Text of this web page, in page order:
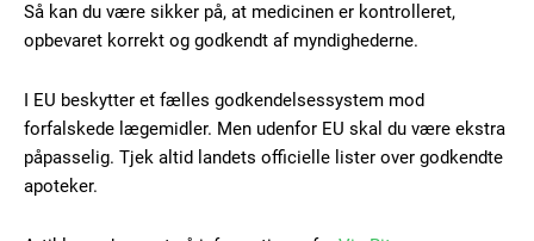
Etiam est nibh, lobortis sit
Praesent euismod ac
Ut mollis pellentesque tortor
Nullam eu erat condimentum
Donec quis est ac felis
Orci varius natoque dolor
Så kan du være sikker på, at medicinen er kontrolleret,
opbevaret korrekt og godkendt af myndighederne.
I EU beskytter et fælles godkendelsessystem mod
forfalskede lægemidler. Men udenfor EU skal du være ekstra
påpasselig. Tjek altid landets officielle lister over godkendte
apoteker.